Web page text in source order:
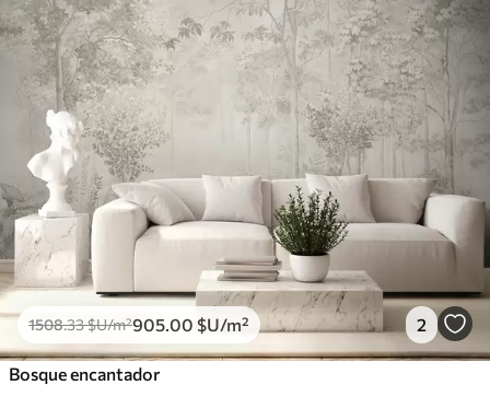
1508.33$U/m²905 .00 $U/m² 2
Bosque encantador